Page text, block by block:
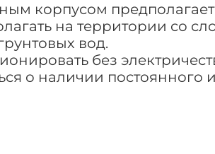
корпусом
на территории со
вод.
без
о наличии постоянного